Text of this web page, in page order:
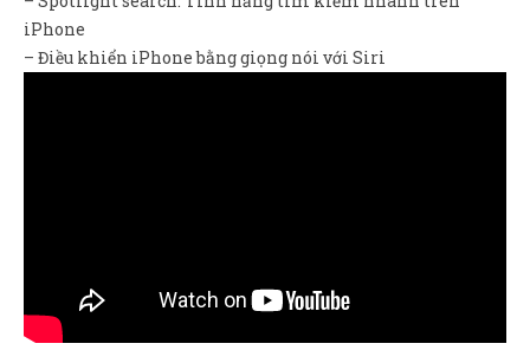
iPhone
– Điều khiển iPhone bằng giọng nói với Siri